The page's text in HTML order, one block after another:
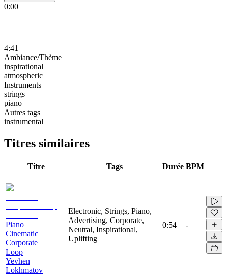
0:00
4:41
Ambiance/Thème
inspirational
atmospheric
Instruments
strings
piano
Autres tags
instrumental
Titres similaires
Titre Tags Durée BPM
Piano
Cinematic
Corporate
Loop
Yevhen
Lokhmatov
Electronic, Strings, Piano,
Advertising, Corporate,
Neutral, Inspirational,
Uplifting
0:54 -